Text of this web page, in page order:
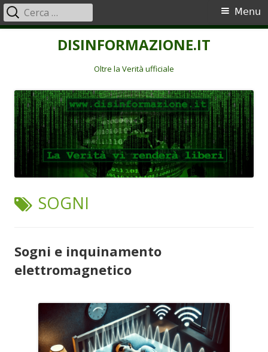
DISINFORMAZIONE.IT
Oltre la Verità ufficiale
Menu
principale
Menu
Ricerca
per:
TAG:
SOGNI
Sogni e inquinamento
elettromagnetico